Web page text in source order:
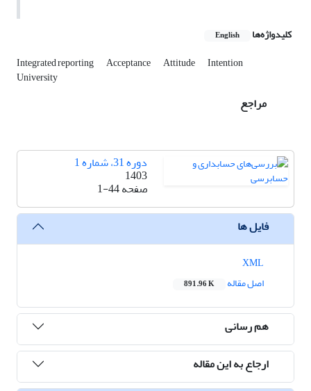
کلیدواژه‌ها English
Integrated reporting Acceptance Attitude Intention
University
مراجع
دوره 31، شماره 1
1403
صفحه1-44
فایل ها
اصل مقاله
891.96 K
هم رسانی
ارجاع به این مقاله